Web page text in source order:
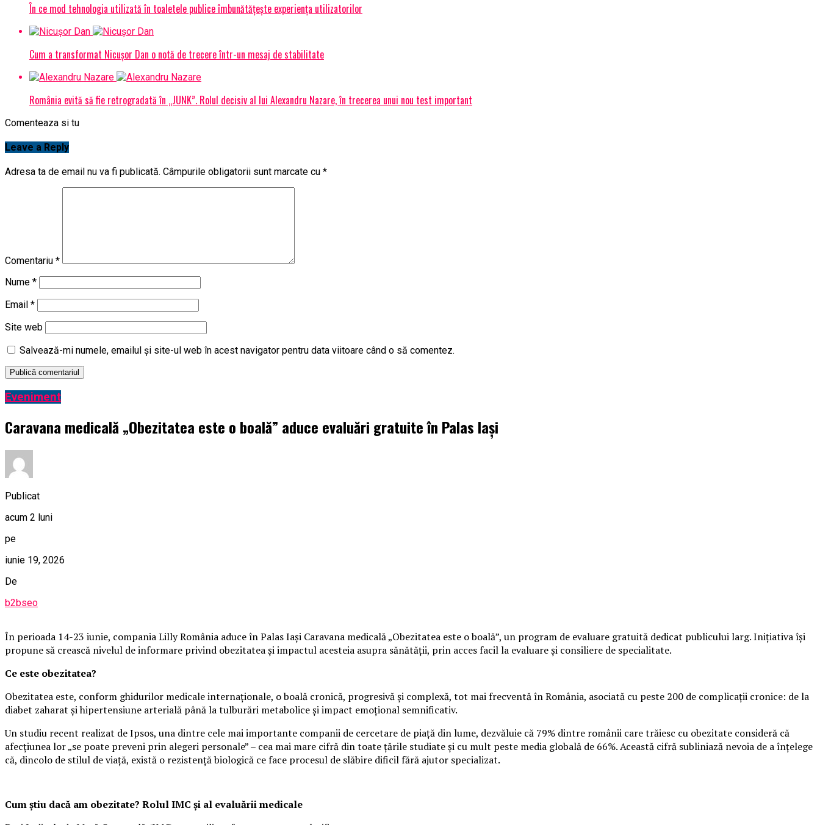
În ce mod tehnologia utilizată în toaletele publice îmbunătățește experiența utilizatorilor
Cum a transformat Nicușor Dan o notă de trecere într-un mesaj de stabilitate
România evită să fie retrogradată în „JUNK”. Rolul decisiv al lui Alexandru Nazare, în trecerea unui nou test important
Comenteaza si tu
Leave a Reply
Adresa ta de email nu va fi publicată. Câmpurile obligatorii sunt marcate cu *
Comentariu *
Nume *
Email *
Site web
Salvează-mi numele, emailul și site-ul web în acest navigator pentru data viitoare când o să comentez.
Eveniment
Caravana medicală „Obezitatea este o boală” aduce evaluări gratuite în Palas Iași
Publicat
acum 2 luni
pe
iunie 19, 2026
De
b2bseo
În perioada 14-23 iunie, compania Lilly România aduce în Palas Iași Caravana medicală „Obezitatea este o boală”, un program de evaluare gratuită dedicat publicului larg. Inițiativa își
propune să crească nivelul de informare privind obezitatea și impactul acesteia asupra sănătății, prin acces facil la evaluare și consiliere de specialitate.
Ce este obezitatea?
Obezitatea este, conform ghidurilor medicale internaționale, o boală cronică, progresivă și complexă, tot mai frecventă în România, asociată cu peste 200 de complicații cronice: de la
diabet zaharat și hipertensiune arterială până la tulburări metabolice și impact emoțional semnificativ.
Un studiu recent realizat de Ipsos, una dintre cele mai importante companii de cercetare de piață din lume, dezvăluie că 79% dintre românii care trăiesc cu obezitate consideră că
afecțiunea lor „se poate preveni prin alegeri personale” – cea mai mare cifră din toate țările studiate și cu mult peste media globală de 66%. Această cifră subliniază nevoia de a înțelege
că, dincolo de stilul de viață, există o rezistență biologică ce face procesul de slăbire dificil fără ajutor specializat.
Cum știu dacă am obezitate? Rolul IMC și al evaluării medicale